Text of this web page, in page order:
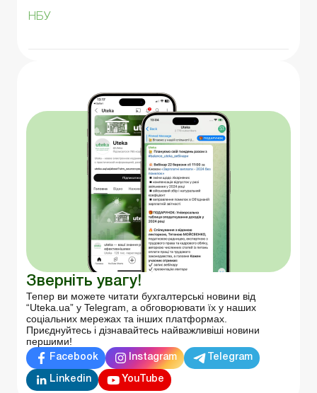
НБУ
Зверніть увагу!
Тепер ви можете читати бухгалтерські новини від
“Uteka.ua” у Telegram, а обговорювати їх у наших
соціальних мережах та інших платформах.
Приєднуйтесь і дізнавайтесь найважливіші новини
першими!
Facebook Instagram Telegram
Linkedin YouTube